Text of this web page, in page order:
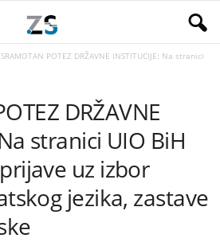
SRAMOTAN POTEZ DRŽAVNE INSTITUCIJE: Na stranici
DRŽAVNE
stranici UIO BiH
uz izbor
jezika, zastave